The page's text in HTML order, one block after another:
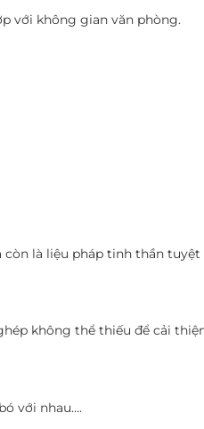
với không gian văn phòng.
còn là liệu pháp tinh thần tuyệt
không thể thiếu để cải
với nhau….